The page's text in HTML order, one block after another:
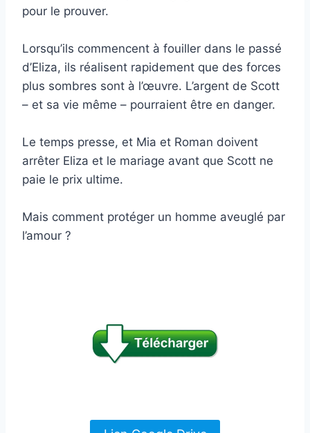
pour le prouver.
Lorsqu’ils commencent à fouiller dans le passé
d’Eliza, ils réalisent rapidement que des forces
plus sombres sont à l’œuvre. L’argent de Scott
– et sa vie même – pourraient être en danger.
Le temps presse, et Mia et Roman doivent
arrêter Eliza et le mariage avant que Scott ne
paie le prix ultime.
Mais comment protéger un homme aveuglé par
l’amour ?